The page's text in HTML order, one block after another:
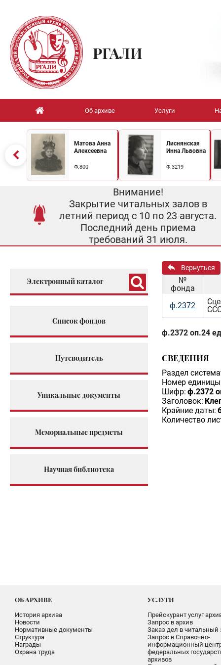
РГАЛИ
Об архиве Услуги
Матова Анна
Алексеевна
Ф.800
Лиснянская
Инна Львовна
Ф.3219
Внимание!
Закрытие читальных залов в
летний период с 10 по 23 августа.
Последний день приема
требований 31 июля.
Электронный каталог
Список фондов
Путеводитель
Уникальные документы
Мемориальные предметы
Научная библиотека
Вернуться
№
фонда
ф.2372
ф.2372 оп.24
СВЕДЕНИЯ
Раздел
Номер единицы
Шифр: ф.2372
Заголовок:
Крайние даты:
Количество
ОБ АРХИВЕ
История архива
Новости
Нормативные документы
Структура
Награды
Охрана труда
УСЛУГИ
Прейскурант услуг
Запрос в архив
Заказ дел в читальный
Запрос в Справочно-
информационный
федеральных
архивов